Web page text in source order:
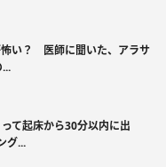
怖い？ 医師に聞いた、アラサ
て起床から30分以内に出
グ...